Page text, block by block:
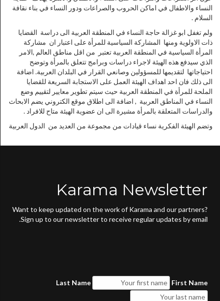
النساء والاطفال في اماكن الحروب والصراعات ودور النساء في بناء نقافة
السلام .
ولم تغفل ابو غزالة حاجة النساء في المنطقة العربية الى دراسة القضايا
ذات الاولوية ومنها المشاركة السياسية للمرأة على اعتبار ان مشاركة
المرأة السياسية في المنطقة العربية تعتبر من اقل مناطق العالم ,الامر
الذي سيدفع هذه الهيئة لاجراء دراسات وبرامج تتعلق بالمرأة وتوضح
احتياجاتها لتقديمها للمسؤولين وصانعي القرار في البلدان العربية. اضافة
الى ذلك فان احد اهداف الهيئة العمل على الاستجابة السريعة للقضايا
الملحة للمرأة في المنطقة العربية حيث سيتم تطوير معايير لتقييم وضع
النساء في المناطق العربية , اضافة الى اطلاق موقع الكتروني يضم الابحاث
والدراسات المتعلقة بالمرأة مشيرة الى ان عضوية الهيئة متاح للافراد .
وتضم الهيئة الفكرية نساء قيادات من مجموعة من العديد من الدول العربية
Karama Newsletter
Want to keep updated on the work of Karama and our partners?
Sign up to our newsletter to receive regular updates by email.
First Name
Last Name